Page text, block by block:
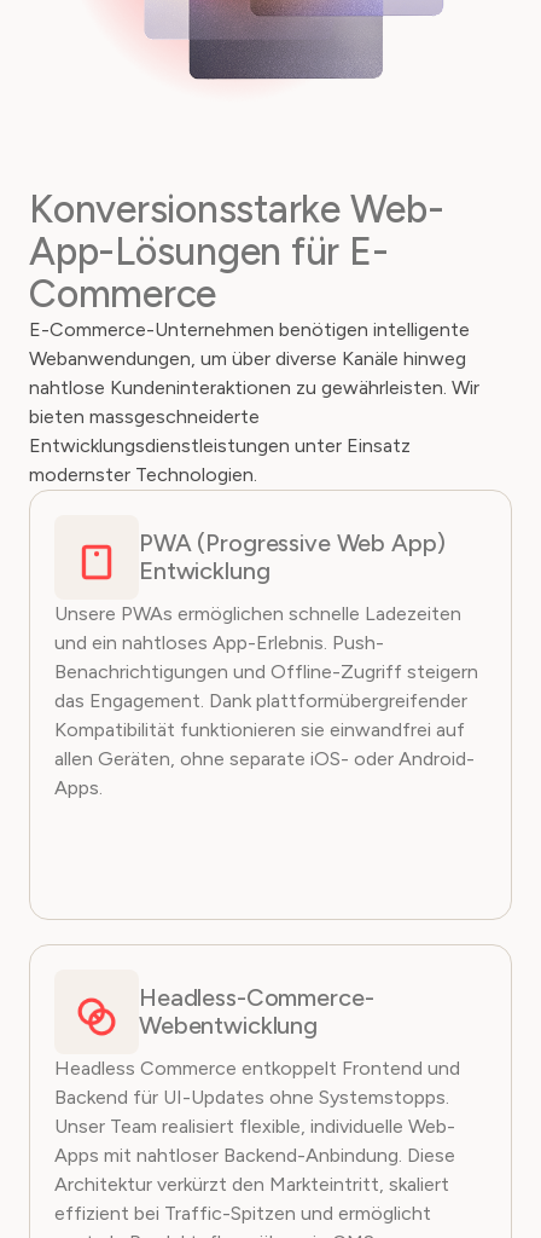
Konversionsstarke Web-
App-Lösungen für E-
Commerce
E-Commerce-Unternehmen benötigen intelligente
Webanwendungen, um über diverse Kanäle hinweg
nahtlose Kundeninteraktionen zu gewährleisten. Wir
bieten massgeschneiderte
Entwicklungsdienstleistungen unter Einsatz
modernster Technologien.
PWA (Progressive Web App)
Entwicklung
Unsere PWAs ermöglichen schnelle Ladezeiten
und ein nahtloses App-Erlebnis. Push-
Benachrichtigungen und Offline-Zugriff steigern
das Engagement. Dank plattformübergreifender
Kompatibilität funktionieren sie einwandfrei auf
allen Geräten, ohne separate iOS- oder Android-
Apps.
Headless-Commerce-
Webentwicklung
Headless Commerce entkoppelt Frontend und
Backend für UI-Updates ohne Systemstopps.
Unser Team realisiert flexible, individuelle Web-
Apps mit nahtloser Backend-Anbindung. Diese
Architektur verkürzt den Markteintritt, skaliert
effizient bei Traffic-Spitzen und ermöglicht